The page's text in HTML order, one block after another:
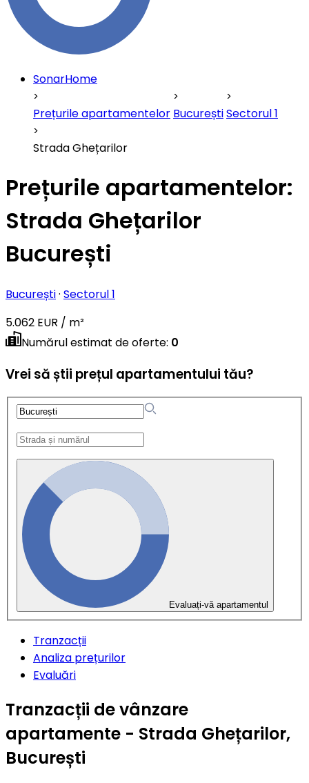
SonarHome
Prețurile apartamentelor BucureștiSectorul 1
Strada Ghețarilor
Prețurile apartamentelor:
Strada Ghețarilor
București
București· Sectorul 1
5.062 EUR / m²
Numărul estimat de oferte: 0
Vrei să știi prețul apartamentului tău?
Evaluați-vă apartamentul
Tranzacții
Analiza prețurilor
Evaluări
Tranzacții de vânzare
apartamente - Strada Ghețarilor,
București